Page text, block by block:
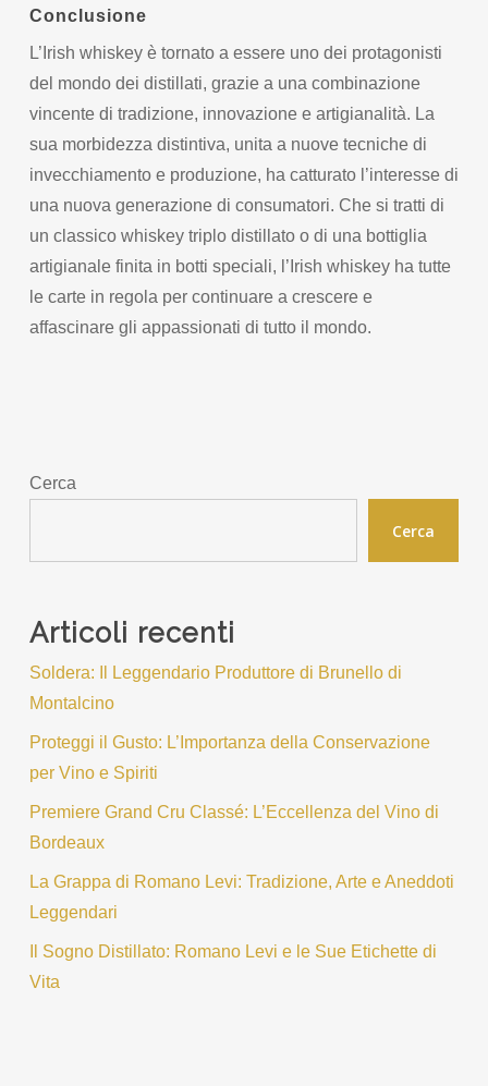
Conclusione
L’Irish whiskey è tornato a essere uno dei protagonisti
del mondo dei distillati, grazie a una combinazione
vincente di tradizione, innovazione e artigianalità. La
sua morbidezza distintiva, unita a nuove tecniche di
invecchiamento e produzione, ha catturato l’interesse di
una nuova generazione di consumatori. Che si tratti di
un classico whiskey triplo distillato o di una bottiglia
artigianale finita in botti speciali, l’Irish whiskey ha tutte
le carte in regola per continuare a crescere e
affascinare gli appassionati di tutto il mondo.
Cerca
Cerca
Articoli recenti
Soldera: Il Leggendario Produttore di Brunello di
Montalcino
Proteggi il Gusto: L’Importanza della Conservazione
per Vino e Spiriti
Premiere Grand Cru Classé: L’Eccellenza del Vino di
Bordeaux
La Grappa di Romano Levi: Tradizione, Arte e Aneddoti
Leggendari
Il Sogno Distillato: Romano Levi e le Sue Etichette di
Vita